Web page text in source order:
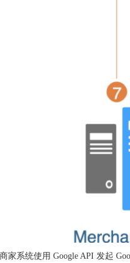
家系统使用 Google API 发起